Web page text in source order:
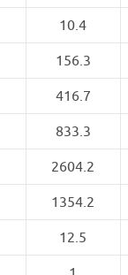
10.4
156.3
416.7
833.3
2604.2
1354.2
12.5